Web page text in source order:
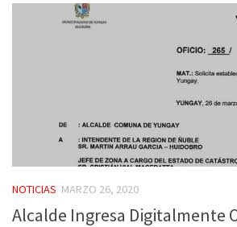
NOTICIAS MARZO 26, 2020
Alcalde Ingresa Digitalmente